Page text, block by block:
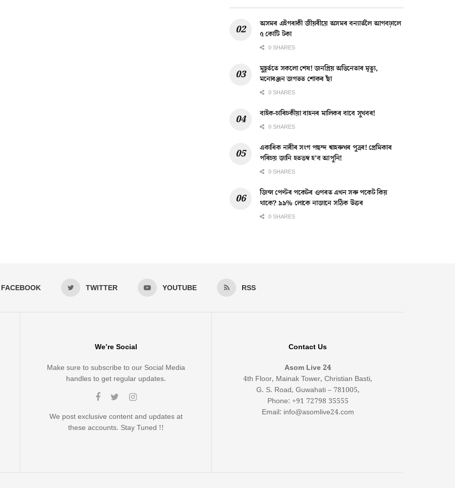
অসমৰ এইগৰাকী জীয়ৰীয়ে অসমৰ বন্যাৰ্তলৈ আগবঢ়ালে
৫ কোটি টকা
0 SHARES
মুহূৰ্ততে সকলো শেষ! জনপ্ৰিয় অভিনেতাৰ মৃত্যু,
মনোৰঞ্জন জগতত শোকৰ ছাঁ
0 SHARES
বাইক-চাৰিচকীয়া বাহনৰ মালিকৰ বাবে সুখবৰ!
0 SHARES
একাধিক নাৰীৰ সংগ পছন্দ শ্বাহৰুখৰ পুত্ৰৰ! প্ৰেমিকাৰ
পৰিচয় জানি হতভম্ব হ’ব আপুনি!
0 SHARES
জিন্স পেণ্টৰ পকেটৰ ওপৰত এখন সৰু পকেট কিয়
থাকে? ৯৯% লোকে নাজানে সঠিক উত্তৰ
0 SHARES
FACEBOOK TWITTER YOUTUBE RSS
We’re Social
Make sure to subscribe to our Social Media
handles to get regular updates.
We post exclusive content and updates at
these accounts. Stay Tuned !!
Contact Us
Asom Live 24
4th Floor, Mainak Tower, Christian Basti,
G. S. Road, Guwahati – 781005,
Phone: +91 72798 35555
Email: info@asomlive24.com